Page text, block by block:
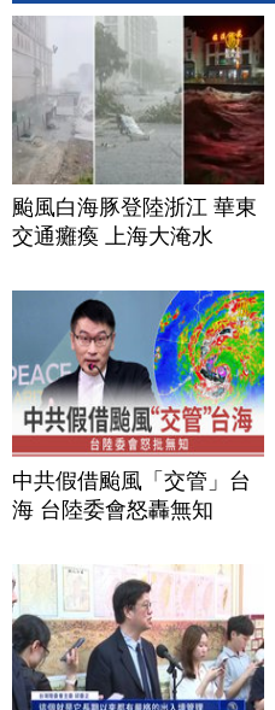
颱風白海豚登陸浙江 華東
交通癱瘓 上海大淹水
中共假借颱風「交管」台
海 台陸委會怒轟無知